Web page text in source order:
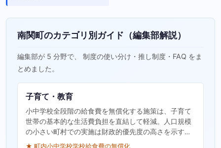
南関町のカテゴリ別ガイド（編集部解説）
編集部が 5 分野で、 制度の使い分け・推し制度・FAQ をま
とめました。
子育て・教育
小中学校全段階の給食費を無償化する施策は、子育て
世帯の基本的な生活費負担を直結して軽減。人口規模
の小さい町村での実施は財政的優先度の高さを示す…
★ 町内小中学校学校給食費の無償化